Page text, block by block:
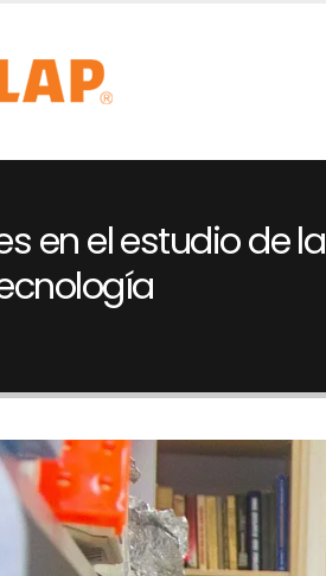
en el estudio de la